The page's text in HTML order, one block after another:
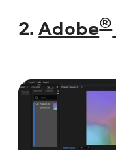
2.Adobe®